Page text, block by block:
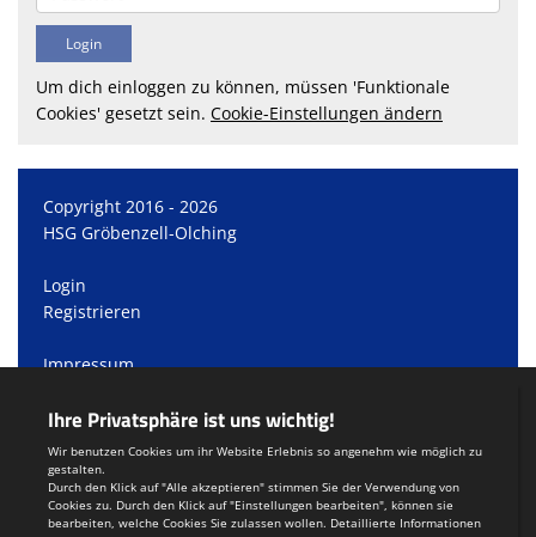
Um dich einloggen zu können, müssen 'Funktionale
Cookies' gesetzt sein. Cookie-Einstellungen ändern
Copyright 2016 - 2026
HSG Gröbenzell-Olching
Login
Registrieren
Impressum
Teamsports 2
Dein Sportverein online